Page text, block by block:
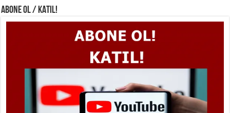
ABONE OL / KATIL!